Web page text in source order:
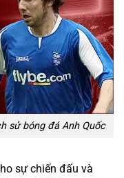
sử bóng đá Anh Quốc
sự chiến đấu và